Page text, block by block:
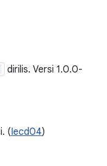
dirilis. Versi 1.0.0-
(Iecd04)